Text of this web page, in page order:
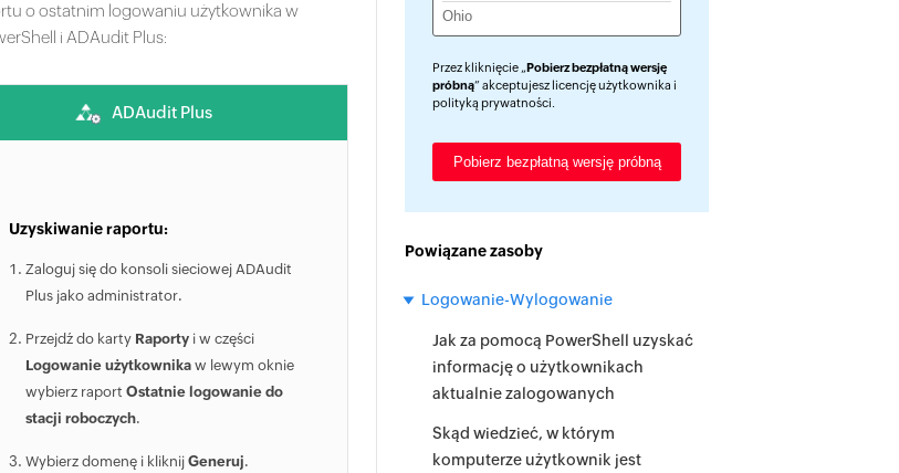
o ostatnim logowaniu użytkownika w
i ADAudit Plus:
ADAudit Plus
Uzyskiwanie raportu:
Zaloguj się do konsoli sieciowej ADAudit
Plus jako administrator.
Przejdź do karty Raporty i w części
Logowanie użytkownika w lewym oknie
wybierz raport Ostatnie logowanie do
stacji roboczych.
Wybierz domenę i kliknij Generuj.
Przez kliknięcie „Pobierz bezpłatną wersję
próbną” akceptujesz licencję użytkownika i
polityką prywatności
Powiązane zasoby
Logowanie-Wylogowanie
Jak za pomocą PowerShell uzyskać
informację o użytkownikach
aktualnie zalogowanych
Skąd wiedzieć, w którym
komputerze użytkownik jest